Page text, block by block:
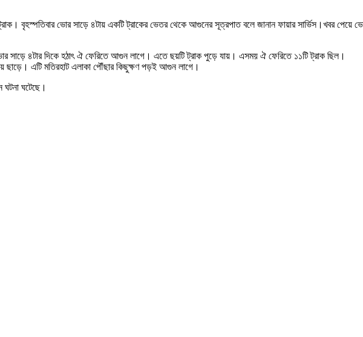
বৃহস্পতিবার ভোর সাড়ে ৪টায় একটি ট্রাকের ভেতর থেকে আগুনের সূত্রপাত বলে জানান ফায়ার সার্ভিস।খবর পেয়ে
সাড়ে ৪টার দিকে হঠাৎ ঐ ফেরিতে আগুন লাগে। এতে ছয়টি ট্রাক পুড়ে যায়। এসময় ঐ ফেরিতে ১১টি ট্রাক ছিল।
ছাড়ে। এটি মতিরহাট এলাকা পৌঁছার কিছুক্ষণ পড়ই আগুন লাগে।
ঘটনা ঘটেছে।